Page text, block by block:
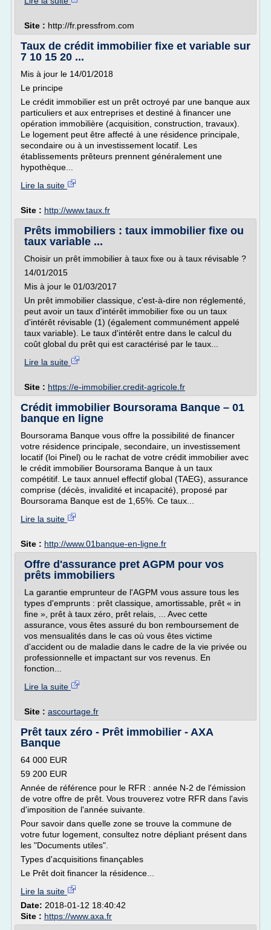
Site : http://fr.pressfrom.com
Taux de crédit immobilier fixe et variable sur
7 10 15 20 ...
Mis à jour le 14/01/2018
Le principe
Le crédit immobilier est un prêt octroyé par une banque aux
particuliers et aux entreprises et destiné à financer une
opération immobilière (acquisition, construction, travaux).
Le logement peut être affecté à une résidence principale,
secondaire ou à un investissement locatif. Les
établissements prêteurs prennent généralement une
hypothèque...
Lire la suite
Site : http://www.taux.fr
Prêts immobiliers : taux immobilier fixe ou
taux variable ...
Choisir un prêt immobilier à taux fixe ou à taux révisable ?
14/01/2015
Mis à jour le 01/03/2017
Un prêt immobilier classique, c'est-à-dire non réglementé,
peut avoir un taux d'intérêt immobilier fixe ou un taux
d'intérêt révisable (1) (également communément appelé
taux variable). Le taux d'intérêt entre dans le calcul du
coût global du prêt qui est caractérisé par le taux...
Lire la suite
Site : https://e-immobilier.credit-agricole.fr
Crédit immobilier Boursorama Banque – 01
banque en ligne
Boursorama Banque vous offre la possibilité de financer
votre résidence principale, secondaire, un investissement
locatif (loi Pinel) ou le rachat de votre crédit immobilier avec
le crédit immobilier Boursorama Banque à un taux
compétitif. Le taux annuel effectif global (TAEG), assurance
comprise (décès, invalidité et incapacité), proposé par
Boursorama Banque est de 1,65%. Ce taux...
Lire la suite
Site : http://www.01banque-en-ligne.fr
Offre d'assurance pret AGPM pour vos
prêts immobiliers
La garantie emprunteur de l'AGPM vous assure tous les
types d'emprunts : prêt classique, amortissable, prêt « in
fine », prêt à taux zéro, prêt relais, ... Avec cette
assurance, vous êtes assuré du bon remboursement de
vos mensualités dans le cas où vous êtes victime
d'accident ou de maladie dans le cadre de la vie privée ou
professionnelle et impactant sur vos revenus. En
fonction...
Lire la suite
Site : ascourtage.fr
Prêt taux zéro - Prêt immobilier - AXA
Banque
64 000 EUR
59 200 EUR
Année de référence pour le RFR : année N-2 de l'émission
de votre offre de prêt. Vous trouverez votre RFR dans l'avis
d'imposition de l'année suivante.
Pour savoir dans quelle zone se trouve la commune de
votre futur logement, consultez notre dépliant présent dans
les "Documents utiles".
Types d'acquisitions finançables
Le Prêt doit financer la résidence...
Lire la suite
Date: 2018-01-12 18:40:42
Site : https://www.axa.fr